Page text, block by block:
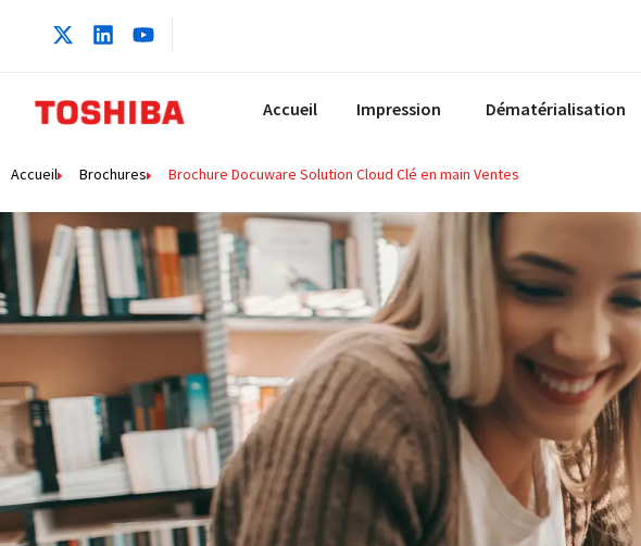
Accueil Impression Dématérialisation
Accueil Brochures Brochure Docuware Solution Cloud Clé en main Ventes